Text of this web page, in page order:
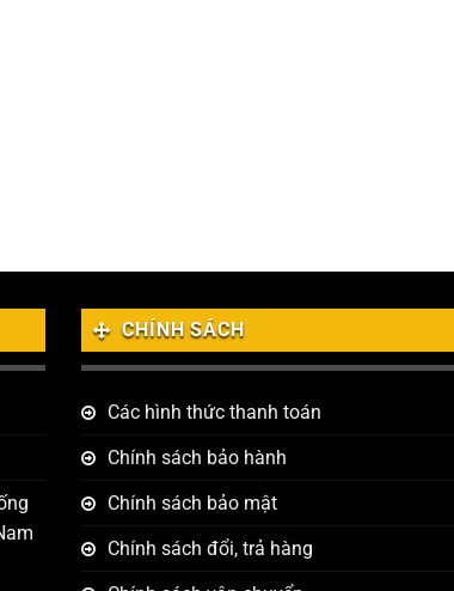
CHÍNH SÁCH
Các hình thức thanh toán
Chính sách bảo hành
Chính sách bảo mật
Chính sách đổi, trả hàng